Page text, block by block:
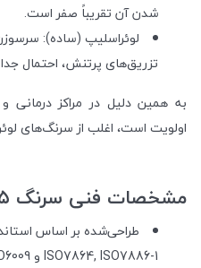
شدن آن تقریباً صفر است.
لوئراسلیپ (ساده):
تزریق‌های پرتنش، احتمال
به همین دلیل در مراکز
اولویت است، اغلب از سرنگ‌های
مشخصات فنی سرنگ ۵ سی‌سی لوئرلاک آوا
ISO7864, ISO7886-1 و ISO6009